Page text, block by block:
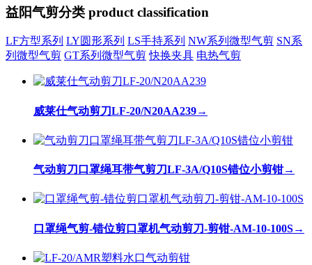
益阳气剪分类 product classification
LF方型系列 LY圆形系列 LS手持系列 NW系列微型气剪 SN系
列微型气剪 GT系列微型气剪 快换夹具 电热气剪
威莱仕气动剪刀LF-20/N20AA239→
气动剪刀口罩绳耳带气剪刀LF-3A/Q10S错位小剪钳→
口罩绳气剪-错位剪口罩机气动剪刀-剪钳-AM-10-100S→